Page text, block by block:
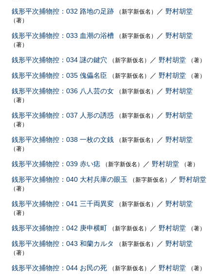
銭形平次捕物控：032 路地の足跡 （新字新仮名） ／ 野村胡堂
（著）
銭形平次捕物控：033 血潮の浴槽 （新字新仮名） ／ 野村胡堂
（著）
銭形平次捕物控：034 謎の鍵穴 （新字新仮名） ／ 野村胡堂 （著）
銭形平次捕物控：035 傀儡名臣 （新字新仮名） ／ 野村胡堂 （著）
銭形平次捕物控：036 八人芸の女 （新字新仮名） ／ 野村胡堂
（著）
銭形平次捕物控：037 人形の誘惑 （新字新仮名） ／ 野村胡堂
（著）
銭形平次捕物控：038 一枚の文銭 （新字新仮名） ／ 野村胡堂
（著）
銭形平次捕物控：039 赤い痣 （新字新仮名） ／ 野村胡堂 （著）
銭形平次捕物控：040 大村兵庫の眼玉 （新字新仮名） ／ 野村胡堂
（著）
銭形平次捕物控：041 三千両異変 （新字新仮名） ／ 野村胡堂
（著）
銭形平次捕物控：042 庚申横町 （新字新仮名） ／ 野村胡堂 （著）
銭形平次捕物控：043 和蘭カルタ （新字新仮名） ／ 野村胡堂
（著）
銭形平次捕物控：044 お民の死 （新字新仮名） ／ 野村胡堂 （著）